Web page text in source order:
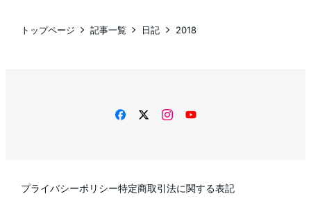
トップページ 記事一覧 日記 2018
facebooktwitterinstagram
YouTube
プライバシーポリシー特定商取引法に関する表記